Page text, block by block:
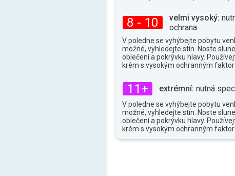
8 - 10 velmi vysoký:
ochrana.
V poledne se vyhýbejte pobytu
možné, vyhledejte stín. Noste
oblečení a pokrývku hlavy.
krém s vysokým ochranným
11+ extrémní: nutná
V poledne se vyhýbejte pobytu
možné, vyhledejte stín. Noste
oblečení a pokrývku hlavy.
krém s vysokým ochranným